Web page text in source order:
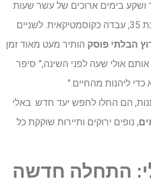
36, עבד כנגר ושקע בימים ארוכים של עשר שעות
עבודה. אשתו, קארלי דונלי, בת 35, עבדה כקוסמטיקאית. לשניים
הבלתי פוסק הותיר מעט מאוד זמן
אולי שעה לפני השינה,” סיפר
ליהנות מהחיים.”
הם החלו לחפש יעד חדש. באלי
, נופים ירוקים ותיירות שוקקת כל
: התחלה חדשה